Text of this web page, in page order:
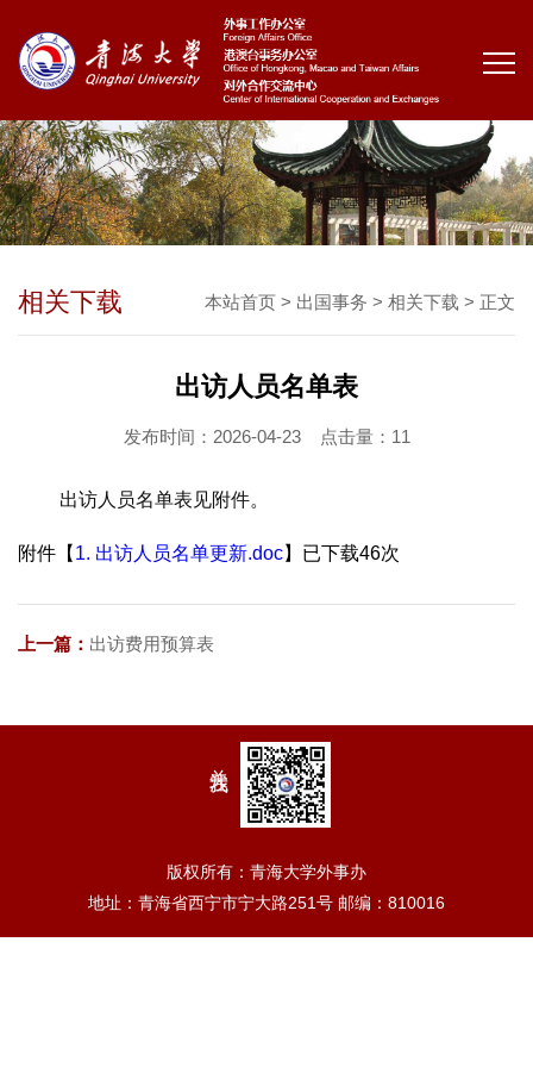
本站首页 > 出国事务 > 相关下载 > 正文
相关下载
出访人员名单表
发布时间：2026-04-23 点击量： 11
出访人员名单表见附件。
附件【 1. 出访人员名单更新.doc】已下载46次
上一篇： 出访费用预算表
版权所有：青海大学外事办
地址：青海省西宁市宁大路251号 邮编：810016